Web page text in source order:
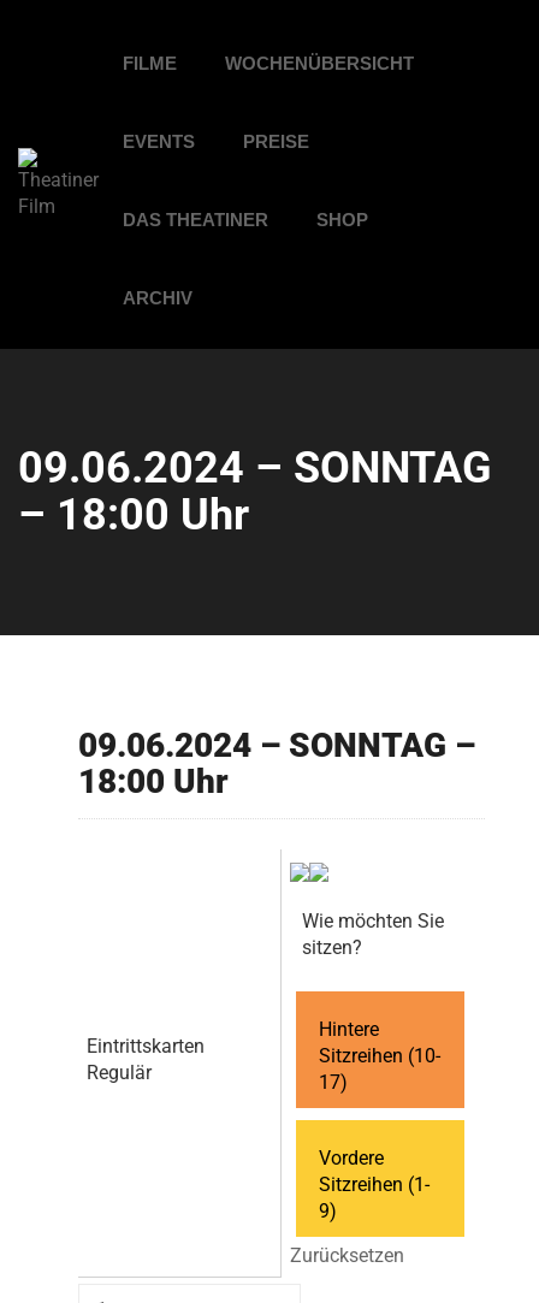
FILME WOCHENÜBERSICHT
EVENTS PREISE
DAS THEATINER SHOP
ARCHIV
09.06.2024 – SONNTAG
– 18:00 Uhr
09.06.2024 – SONNTAG –
18:00 Uhr
Eintrittskarten
Regulär
Wie möchten Sie
sitzen?
Hintere
Sitzreihen (10-
17)
Vordere
Sitzreihen (1-
9)
Zurücksetzen